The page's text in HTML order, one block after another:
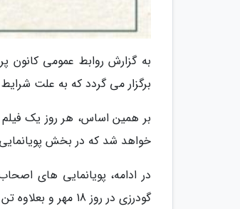
به گزارش روابط عمومی
برگزار می گردد که به علت
بر همین اساس، هر روز یک فیلم
خواهد شد که در بخش پویانمایی،
گودرزی در روز 18 مهر و بعلاوه تن پیچ اثر سمانه ممتازمند در روز 19 مهر اکران رایگان می گردد.